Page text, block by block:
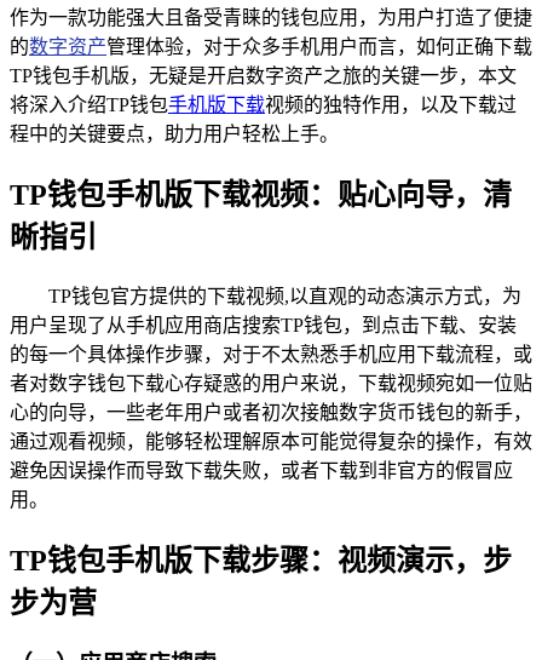
作为一款功能强大且备受青睐的钱包应用，为用户打造了便捷
的数字资产管理体验，对于众多手机用户而言，如何正确下载
TP钱包手机版，无疑是开启数字资产之旅的关键一步，本文
将深入介绍TP钱包手机版下载视频的独特作用，以及下载过
程中的关键要点，助力用户轻松上手。
TP钱包手机版下载视频：贴心向导，清
晰指引
TP钱包官方提供的下载视频,以直观的动态演示方式，为
用户呈现了从手机应用商店搜索TP钱包，到点击下载、安装
的每一个具体操作步骤，对于不太熟悉手机应用下载流程，或
者对数字钱包下载心存疑惑的用户来说，下载视频宛如一位贴
心的向导，一些老年用户或者初次接触数字货币钱包的新手，
通过观看视频，能够轻松理解原本可能觉得复杂的操作，有效
避免因误操作而导致下载失败，或者下载到非官方的假冒应
用。
TP钱包手机版下载步骤：视频演示，步
步为营